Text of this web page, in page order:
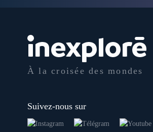
À la croisée des mondes
Suivez-nous sur